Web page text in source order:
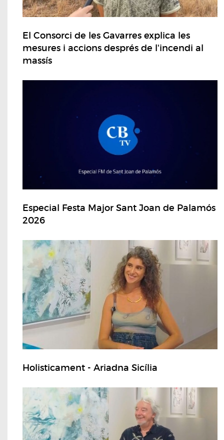
El Consorci de les Gavarres explica les
mesures i accions després de l'incendi al
massís
Especial Festa Major Sant Joan de Palamós
2026
Holisticament - Ariadna Sicília